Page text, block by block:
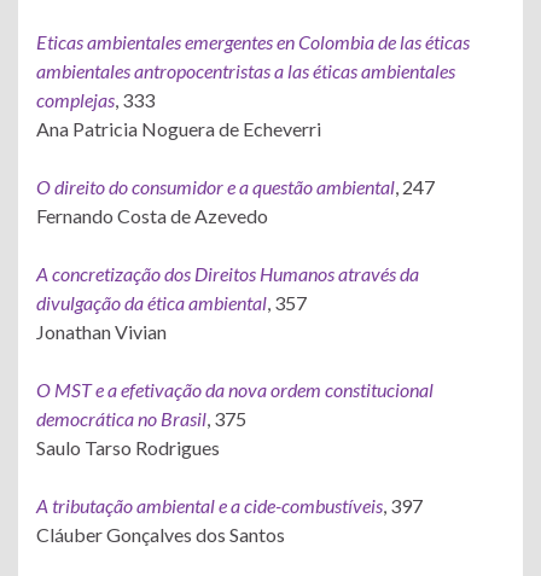
Eticas ambientales emergentes en Colombia de las éticas
ambientales antropocentristas a las éticas ambientales
complejas, 333
Ana Patricia Noguera de Echeverri
O direito do consumidor e a questão ambiental, 247
Fernando Costa de Azevedo
A concretização dos Direitos Humanos através da
divulgação da ética ambiental, 357
Jonathan Vivian
O MST e a efetivação da nova ordem constitucional
democrática no Brasil, 375
Saulo Tarso Rodrigues
A tributação ambiental e a cide-combustíveis, 397
Cláuber Gonçalves dos Santos